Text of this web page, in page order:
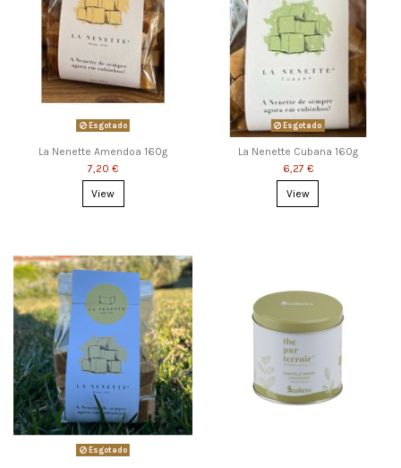
Esgotado
La Nenette Amendoa 160g
7,20 €
View
Esgotado
La Nenette Cubana 160g
6,27 €
View
Esgotado